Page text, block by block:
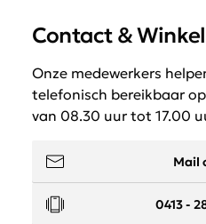
Contact &
Onze medewerkers
telefonisch bereikbaar
van 08.30 uur tot 17.00
Mail
0413 -